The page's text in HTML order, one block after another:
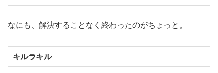
なにも、解決することなく終わったのがちょっと。
キルラキル